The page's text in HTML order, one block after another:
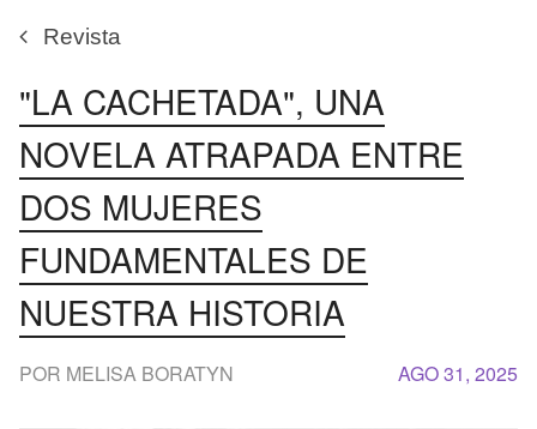
Revista
"LA CACHETADA", UNA
NOVELA ATRAPADA ENTRE
DOS MUJERES
FUNDAMENTALES DE
NUESTRA HISTORIA
AGO 31, 2025
POR MELISA BORATYN